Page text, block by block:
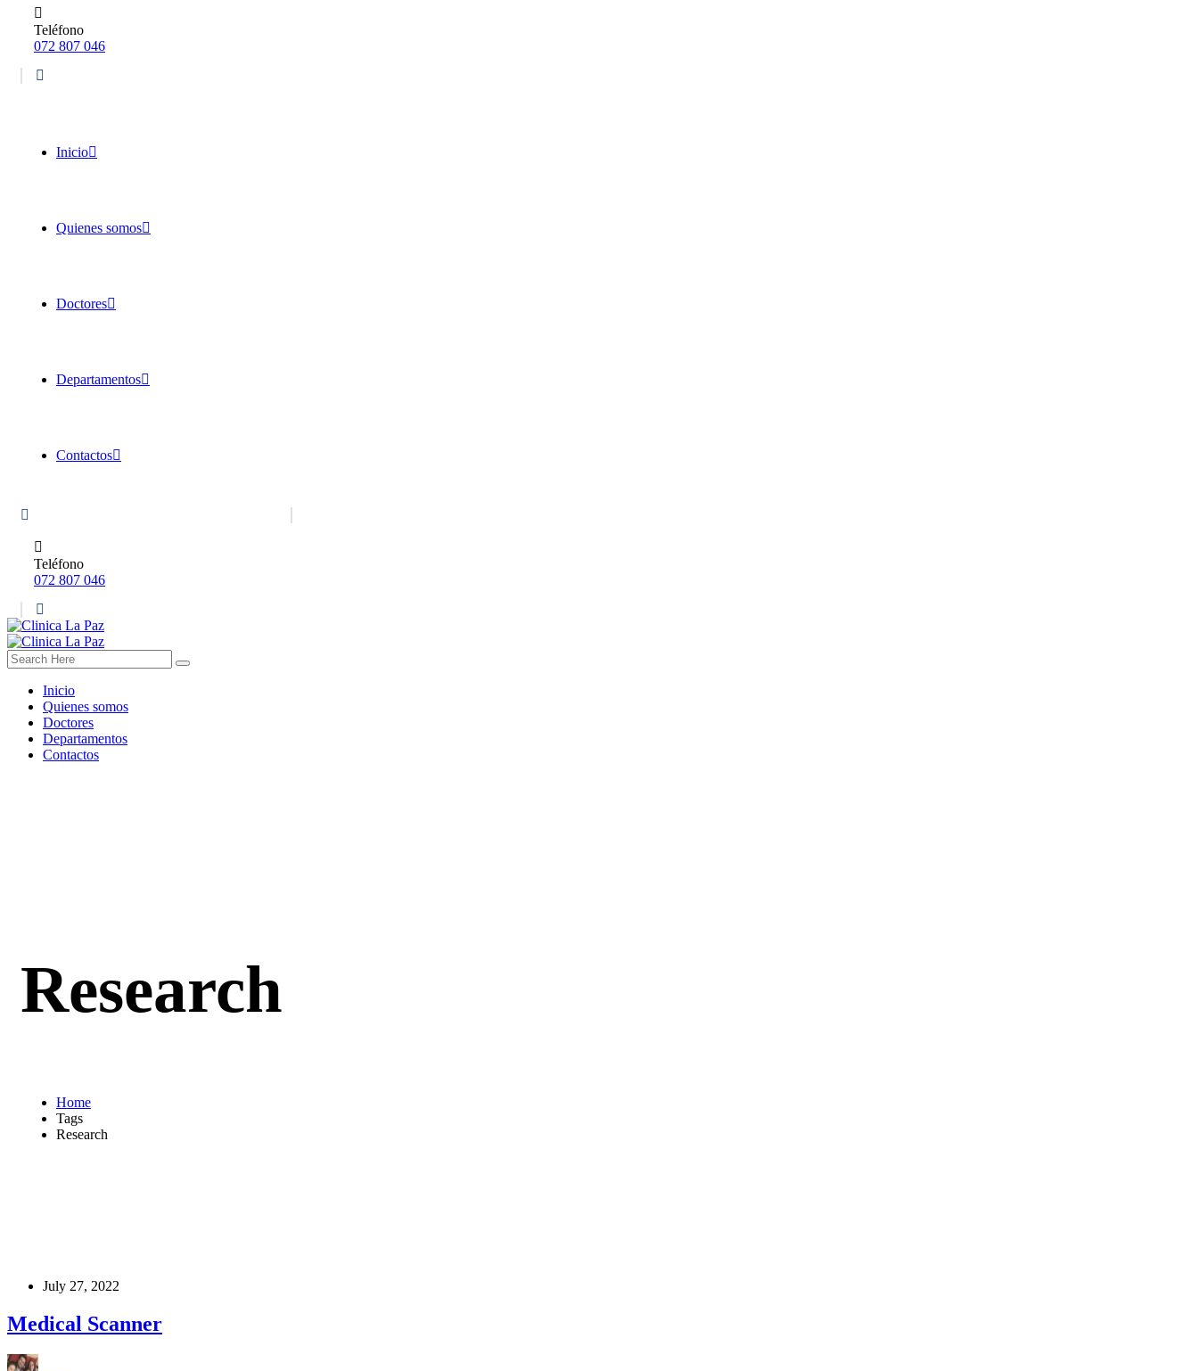
Teléfono
072 807 046
Inicio
Quienes somos
Doctores
Departamentos
Contactos
Teléfono
072 807 046
Inicio
Quienes somos
Doctores
Departamentos
Contactos
Research
Home
Tags
Research
July 27, 2022
Medical Scanner